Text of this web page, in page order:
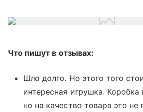
Что пишут в отзывах:
Шло долго. Но этого того
интересная игрушка.
но на качество товара это не